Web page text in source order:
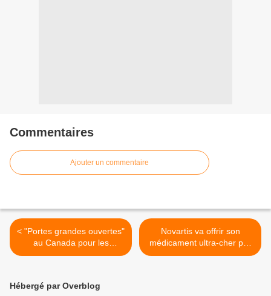
Commentaires
Ajouter un commentaire
< "Portes grandes ouvertes"
au Canada pour les
Français: le Québec veut
Novartis va offrir son
médicament ultra-cher par
tirage au sort à 100 bébés:
Hébergé par Overblog